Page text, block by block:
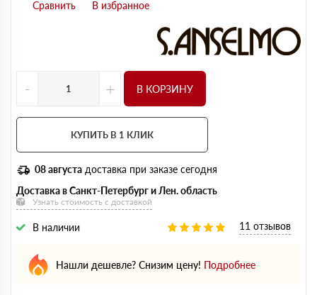
- + В КОРЗИНУ
КУПИТЬ В 1 КЛИК
08 августа доставка при заказе сегодня
Доставка в Санкт-Петербург и Лен. область
Узнать стоимость с доставкой
В наличии 11 отзывов
Нашли дешевле? Снизим цену! Подробнее